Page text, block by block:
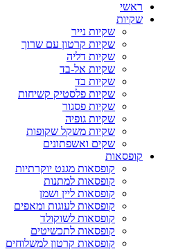
ראשי
שקיות
שקיות נייר
שקיות קרטון עם שרוך
שקיות דליה
שקיות אל-בד
שקיות בד
שקיות פלסטיק קשיחות
שקיות פסגור
שקיות גופיה
שקיות משקל שקופות
שקים ואשפתונים
קופסאות
קופסאות מגנט יוקרתיות
קופסאות למתנות
קופסאות ליין ושמן
קופסאות לעוגות ומאפים
קופסאות לשוקולד
קופסאות לתכשיטים
קופסאות קרטון למשלוחים